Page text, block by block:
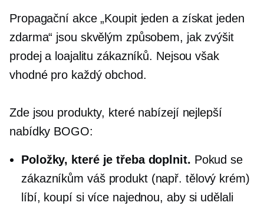
Propagační akce „Koupit jeden a získat jeden
zdarma“ jsou skvělým způsobem, jak zvýšit
prodej a loajalitu zákazníků. Nejsou však
vhodné pro každý obchod.
Zde jsou produkty, které nabízejí nejlepší
nabídky BOGO:
Položky, které je třeba doplnit. Pokud se
zákazníkům váš produkt (např. tělový krém)
líbí, koupí si více najednou, aby si udělali